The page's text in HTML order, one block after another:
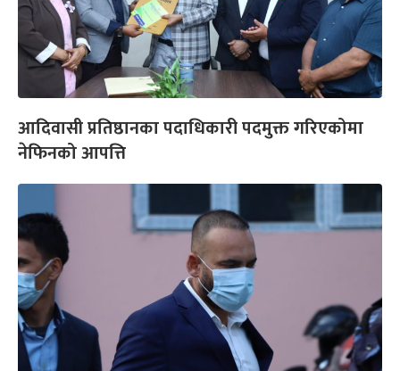
आदिवासी प्रतिष्ठानका पदाधिकारी पदमुक्त गरिएकोमा
नेफिनको आपत्ति